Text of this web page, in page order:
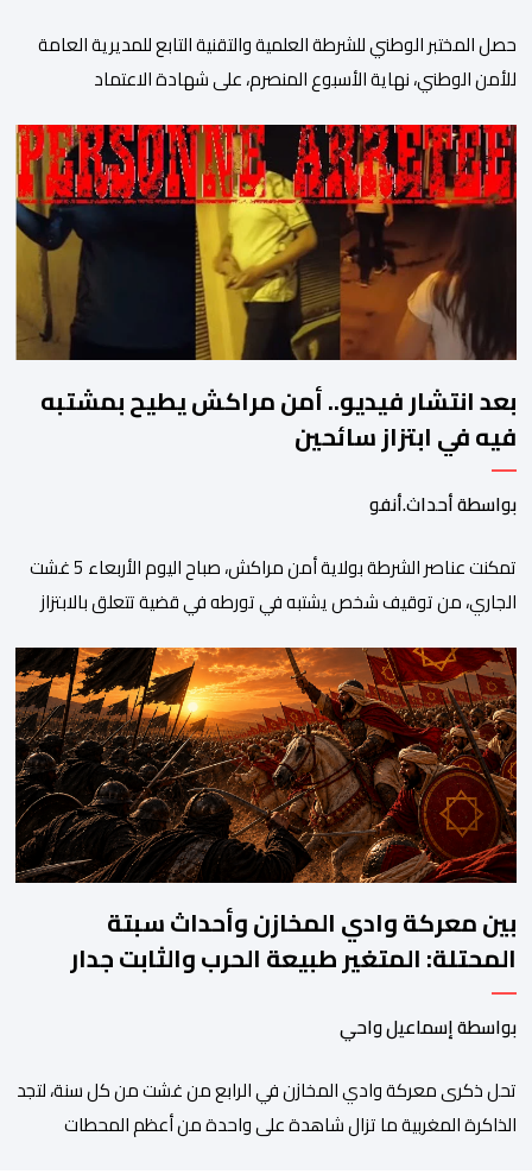
حصل المختبر الوطني للشرطة العلمية والتقنية التابع للمديرية العامة
للأمن الوطني، نهاية الأسبوع المنصرم، على شهادة الاعتماد
مختلف التخصصات والخبرات الشرعية، بما فيها فروع البيولوجيا والكيمياء،
وتدقيق وفحص الوثائق، والحرائق والمتفجرات، وكذا الآثار الرقمية
والمخدرات والمواد السمومية.وكانت المنظمة الأمريكية للاعتماد
والتقييس ″The ANSI National Accreditation Board″، المختصة […]
بعد انتشار فيديو.. أمن مراكش يطيح بمشتبه
فيه في ابتزاز سائحين
بواسطة أحداث.أنفو
تمكنت عناصر الشرطة بولاية أمن مراكش، صباح اليوم الأربعاء 5 غشت
الجاري، من توقيف شخص يشتبه في تورطه في قضية تتعلق بالابتزاز
سائحين أجنبيين للابتزاز بالمدينة العتيقة بمراكش، وطالبهما بمبلغ مالي
غير مستحق بدعوى ممارسة نشاط مرتبط بالإرشاد السياحي بدون
رخصة، وهي الأفعال الإجرامية التي […]
بين معركة وادي المخازن وأحداث سبتة
المحتلة: المتغير طبيعة الحرب والثابت جدار
الصد الوطني
بواسطة إسماعيل واحي
تحل ذكرى معركة وادي المخازن في الرابع من غشت من كل سنة، لتجد
الذاكرة المغربية ما تزال شاهدة على واحدة من أعظم المحطات